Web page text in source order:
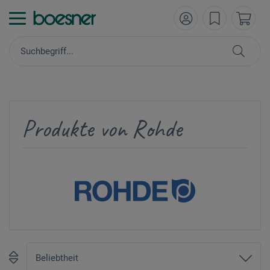
Produkte von Rohde